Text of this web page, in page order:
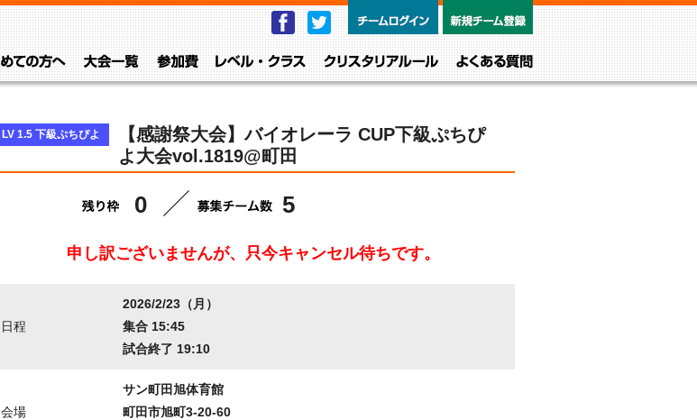
FacebookTwitter
はじめての方へ
大会一覧参加費 レベル・クラス
LV 1.5 下級ぷちぴよ
【感謝祭大会】バイオレーラ CUP下級ぷちぴ
よ大会vol.1819@町田
0 5
申し訳ございませんが、只今キャンセル待ちです。
日程
2026/2/23（月）
集合 15:45
試合終了 19:10
会場
サン町田旭体育館
町田市旭町3-20-60